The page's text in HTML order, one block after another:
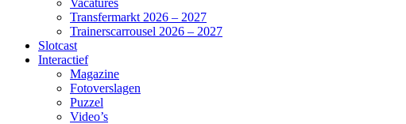
Vacatures
Transfermarkt 2026 – 2027
Trainerscarrousel 2026 – 2027
Slotcast
Interactief
Magazine
Fotoverslagen
Puzzel
Video’s